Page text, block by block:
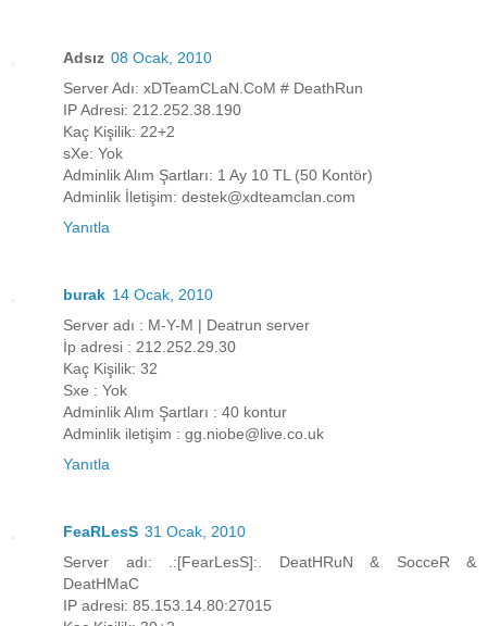
Adsız 08 Ocak, 2010
Server Adı: xDTeamCLaN.CoM # DeathRun
IP Adresi: 212.252.38.190
Kaç Kişilik: 22+2
sXe: Yok
Adminlik Alım Şartları: 1 Ay 10 TL (50 Kontör)
Adminlik İletişim: destek@xdteamclan.com
Yanıtla
burak 14 Ocak, 2010
Server adı : M-Y-M | Deatrun server
İp adresi : 212.252.29.30
Kaç Kişilik: 32
Sxe : Yok
Adminlik Alım Şartları : 40 kontur
Adminlik iletişim : gg.niobe@live.co.uk
Yanıtla
FeaRLesS 31 Ocak, 2010
Server adı: .:[FearLesS]:. DeatHRuN & SocceR &
DeatHMaC
IP adresi: 85.153.14.80:27015